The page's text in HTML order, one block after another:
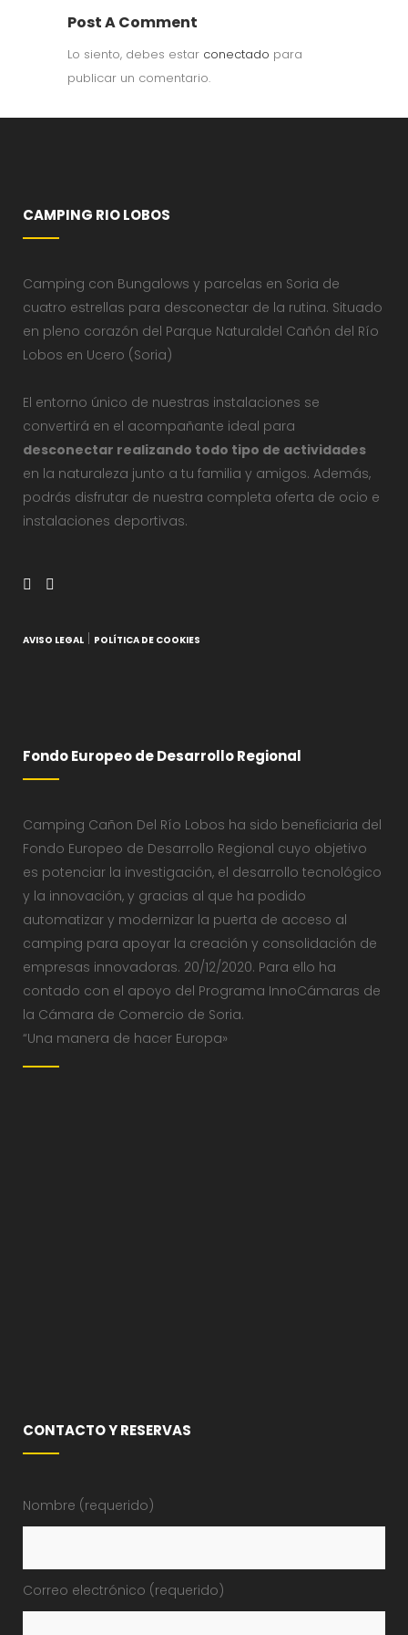
Post A Comment
Lo siento, debes estar conectado para
publicar un comentario.
CAMPING RIO LOBOS
Camping con Bungalows y parcelas en Soria de
cuatro estrellas para desconectar de la rutina. Situado
en pleno corazón del Parque Naturaldel Cañón del Río
Lobos en Ucero (Soria)
El entorno único de nuestras instalaciones se
convertirá en el acompañante ideal para
desconectar realizando todo tipo de actividades
en la naturaleza junto a tu familia y amigos. Además,
podrás disfrutar de nuestra completa oferta de ocio e
instalaciones deportivas.
AVISO LEGAL POLÍTICA DE COOKIES
Fondo Europeo de Desarrollo Regional
Camping Cañon Del Río Lobos ha sido beneficiaria del
Fondo Europeo de Desarrollo Regional cuyo objetivo
es potenciar la investigación, el desarrollo tecnológico
y la innovación, y gracias al que ha podido
automatizar y modernizar la puerta de acceso al
camping para apoyar la creación y consolidación de
empresas innovadoras. 20/12/2020. Para ello ha
contado con el apoyo del Programa InnoCámaras de
la Cámara de Comercio de Soria.
“Una manera de hacer Europa»
CONTACTO Y RESERVAS
Nombre (requerido)
Correo electrónico (requerido)